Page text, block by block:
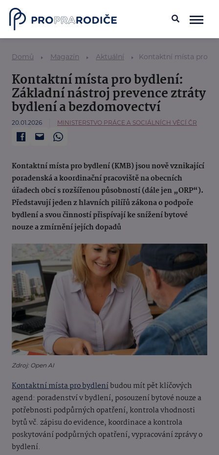
Domů Magazín Aktuální Kontaktní místa pro
Kontaktní místa pro bydlení:
Základní nástroj prevence ztráty
bydlení a bezdomovectví
20.01.2026 MINISTERSTVO PRÁCE A SOCIÁLNÍCH VĚCÍ ČR
Kontaktní místa pro bydlení (KMB) jsou nově vznikající
poradenská a koordinační pracoviště na obecních
úřadech obcí s rozšířenou působností (dále jen „ORP“).
Představují jeden z hlavních pilířů zákona o podpoře
bydlení a svou činností přispívají ke snížení bytové
nouze a zmírnění jejích dopadů
Zdroj: Open AI
Kontaktní místa pro bydleníbudou mít pět klíčových
agend: poradenství v bydlení, posouzení bytové nouze a
potřebnosti podpůrných opatření, kontrola vhodnosti
bytů vč. zápisu do evidence, koordinace a kontrola
poskytování podpůrných opatření, vypracování zprávy o
bydlení.